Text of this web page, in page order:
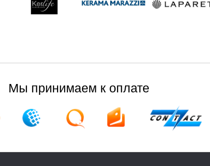
Мы принимаем к оплате